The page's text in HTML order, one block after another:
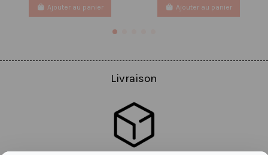
Ajouter au panier Ajouter au panier
Livraison